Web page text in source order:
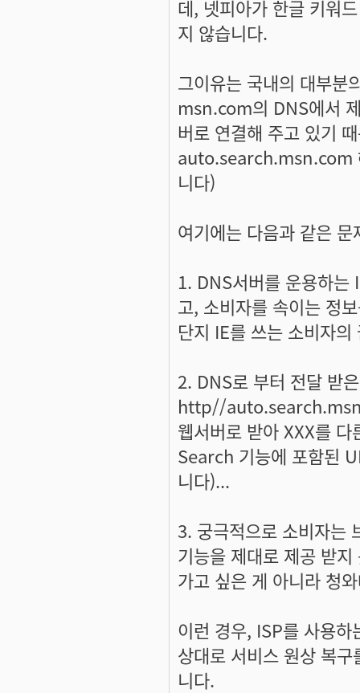
데, 넷피아가 한글 키워
지 않습니다.
그이유는 국내의 대부
msn.com의 DNS에서
버로 연결해 주고 있기
auto.search.msn.com
니다)
여기에는 다음과 같은
1. DNS서버를 운용하는
고, 소비자를 속이는 정
단지 IE를 쓰는 소비자
2. DNS로 부터 전달 받
http//
웹서버로 받아 XXX를
Search 기능에 포함된
니다)...
3. 궁극적으로 소비자는
기능을 제대로 제공 받
가고 싶은 게 아니라 청
이런 경우, ISP를 사용
상대로 서비스 원상 복
니다.